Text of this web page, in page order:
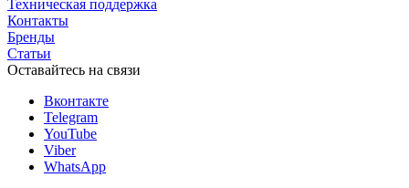
Техническая поддержка
Контакты
Бренды
Статьи
Оставайтесь на связи
Вконтакте
Telegram
YouTube
Viber
WhatsApp